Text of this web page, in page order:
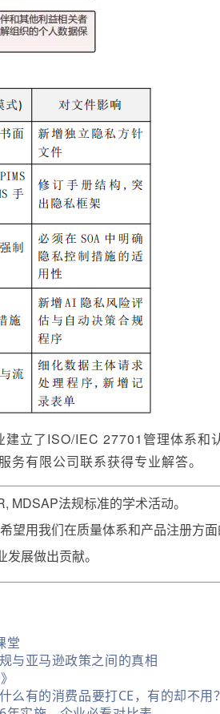
立了ISO/IEC 27701管理体系
有限公司联系获得专业解答。
MDSAP法规标准的学术活动。
用我们在质量体系和产品注册方面
展做出贡献。
堂
与亚马逊政策之间的真相
么有的消费品要打CE，有的却不用？